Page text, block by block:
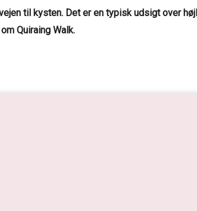
til kysten. Det er en typisk udsigt over
Quiraing Walk.